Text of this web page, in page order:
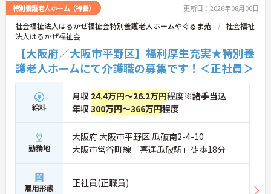
特別養護老人ホーム（特養） 更新日：2026年08月06日
社会福祉法人はるかぜ福祉会特別養護老人ホームやぐるま苑
社会福祉
法人はるかぜ福祉会
【大阪府／大阪市平野区】福利厚生充実★特別養
護老人ホームにて介護職の募集です！＜正社員＞
給料
月収 24.4万円～26.2万円程度※諸手当込
年収300万円～366万円程度
勤務地
大阪府 大阪市平野区 瓜破南2-4-10
大阪市営谷町線「喜連瓜破駅」徒歩18分
雇用形態 正社員(正職員)